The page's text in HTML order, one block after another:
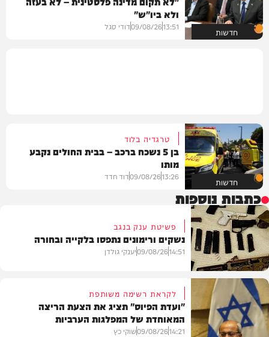
חדשות
ולא ביו"ש"
13:51
09/08/26דודי סגל
חדשות
טרגדיה בלוד
בן 5 נשכח ברכב – בבית החולים נקבע
מותו
13:26
09/08/26דוד חדד
כתבות נוספות
משטרה
פשיטת ענק בנגב
נשקים ורימונים נתפסו בלקייה ובחורה
14:51
09/08/26יענקי גולדן
לקראת רשימה משותפת
"ועדת הפיוס" תציג את הצעת הריצה
המאוחדת של המפלגות הערביות
14:21
09/08/26שוקי כץ